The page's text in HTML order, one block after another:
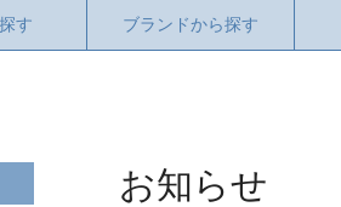
す ブランドから探す
お知らせ